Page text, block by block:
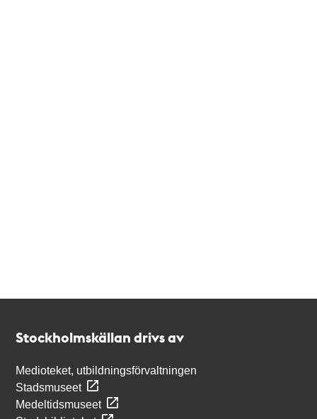
Stockholmskällan drivs av
Medioteket, utbildningsförvaltningen
Stadsmuseet
Medeltidsmuseet